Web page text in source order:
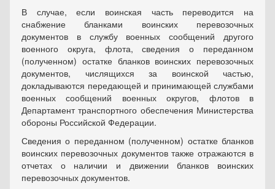
В случае, если воинская часть переводится на
снабжение бланками воинских перевозочных
документов в службу военных сообщений другого
военного округа, флота, сведения о переданном
(полученном) остатке бланков воинских перевозочных
документов, числящихся за воинской частью,
докладываются передающей и принимающей службами
военных сообщений военных округов, флотов в
Департамент транспортного обеспечения Министерства
обороны Российской Федерации.
Сведения о переданном (полученном) остатке бланков
воинских перевозочных документов также отражаются в
отчетах о наличии и движении бланков воинских
перевозочных документов.